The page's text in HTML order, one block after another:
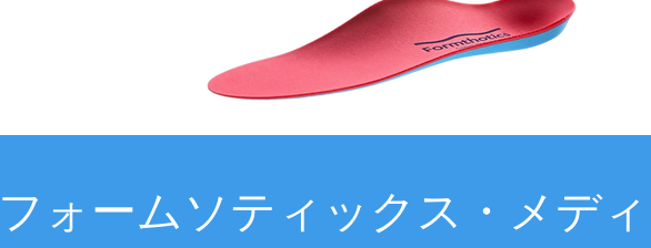
フォームソティックス・メデ